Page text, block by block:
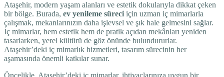
Ataşehir, modern yaşam alanları ve estetik dokularıyla dikkat çeken
bir bölge. Burada, ev yenileme süreci için uzman iç mimarlarla
çalışmak, mekanlarınızın daha işlevsel ve şık hale gelmesini sağlar.
İç mimarlar, hem estetik hem de pratik açıdan mekânları yeniden
tasarlarken, yerel kültürü de göz önünde bulundururlar.
Ataşehir’deki iç mimarlık hizmetleri, tasarım sürecinin her
aşamasında önemli katkılar sunar.